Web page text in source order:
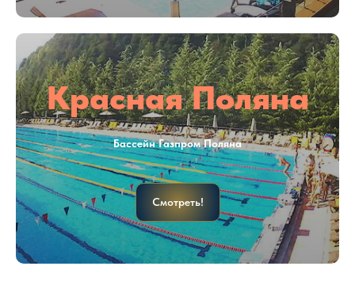
Красная Поляна
Бассейн Газпром Поляна
Смотреть!